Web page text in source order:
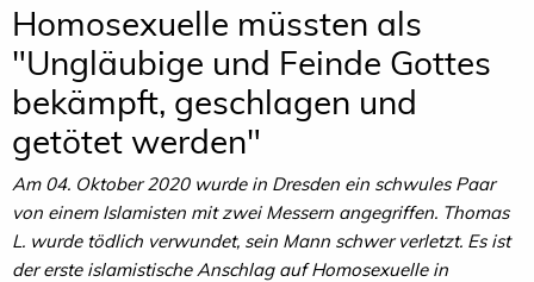
Homosexuelle müssten als
"Ungläubige und Feinde Gottes
bekämpft, geschlagen und
getötet werden"
Am 04. Oktober 2020 wurde in Dresden ein schwules Paar
von einem Islamisten mit zwei Messern angegriffen. Thomas
L. wurde tödlich verwundet, sein Mann schwer verletzt. Es ist
der erste islamistische Anschlag auf Homosexuelle in